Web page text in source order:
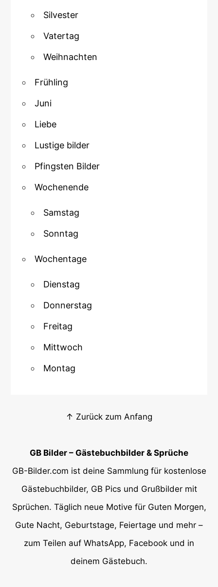
Silvester
Vatertag
Weihnachten
Frühling
Juni
Liebe
Lustige bilder
Pfingsten Bilder
Wochenende
Samstag
Sonntag
Wochentage
Dienstag
Donnerstag
Freitag
Mittwoch
Montag
↑ Zurück zum Anfang
GB Bilder – Gästebuchbilder & Sprüche
GB-Bilder.com ist deine Sammlung für kostenlose
Gästebuchbilder, GB Pics und Grußbilder mit
Sprüchen. Täglich neue Motive für Guten Morgen,
Gute Nacht, Geburtstage, Feiertage und mehr –
zum Teilen auf WhatsApp, Facebook und in
deinem Gästebuch.